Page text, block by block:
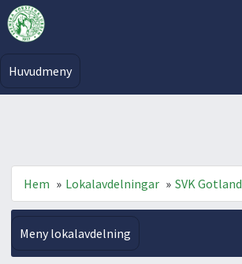
Huvudmeny
Hem » Lokalavdelningar » SVK Gotland
Meny lokalavdelning